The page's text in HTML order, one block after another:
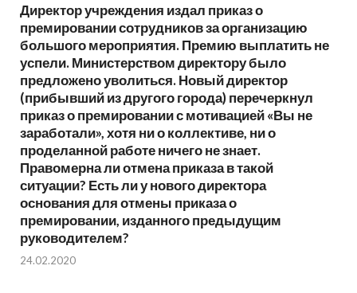
Директор учреждения издал приказ о
премировании сотрудников за организацию
большого мероприятия. Премию выплатить не
успели. Министерством директору было
предложено уволиться. Новый директор
(прибывший из другого города) перечеркнул
приказ о премировании с мотивацией «Вы не
заработали», хотя ни о коллективе, ни о
проделанной работе ничего не знает.
Правомерна ли отмена приказа в такой
ситуации? Есть ли у нового директора
основания для отмены приказа о
премировании, изданного предыдущим
руководителем?
24.02.2020